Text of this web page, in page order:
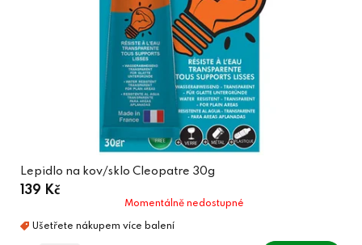
Lepidlo na kov/sklo Cleopatre 30g
139 Kč
Momentálně nedostupné